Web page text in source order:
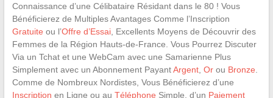
Connaissance d’une Célibataire Résidant dans le 80 ! Vous
Bénéficierez de Multiples Avantages Comme l’Inscription
Gratuite ou l’Offre d’Essai, Excellents Moyens de Découvrir des
Femmes de la Région Hauts-de-France. Vous Pourrez Discuter
Via un Tchat et une WebCam avec une Samarienne Plus
Simplement avec un Abonnement PayantArgent, Orou Bronze
Comme de Nombreux Nordistes, Vous Bénéficierez d’une
Inscription en Ligne ou au Téléphone Simple, d’un Paiement